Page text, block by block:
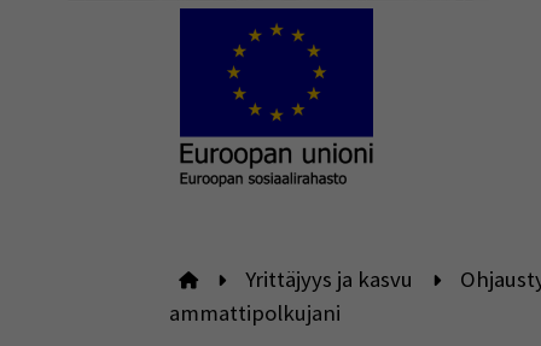
Etusivulle
Yrittäjyys ja kasvu
ammattipolkujani